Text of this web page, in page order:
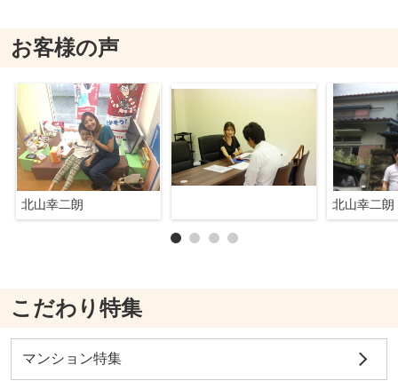
お客様の声
北山幸二朗 北山幸二朗
こだわり特集
マンション特集